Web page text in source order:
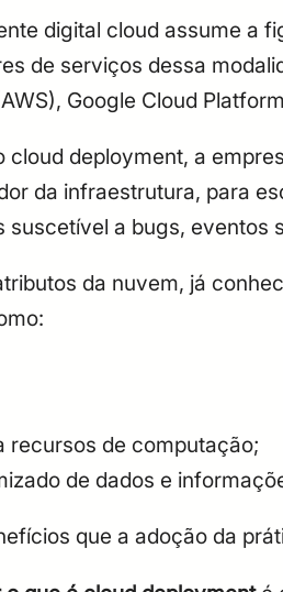
digital cloud assume a
de serviços dessa
Google Cloud
cloud deployment, a
da infraestrutura, para
suscetível a bugs,
da nuvem, já
recursos de computação;
de dados e
que a adoção da